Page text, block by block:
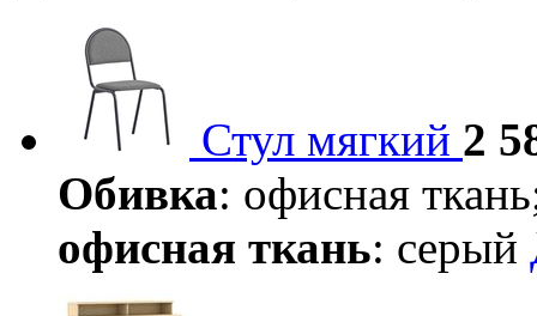
Стул мягкий 2
Обивка: офисная
офисная ткань: серый